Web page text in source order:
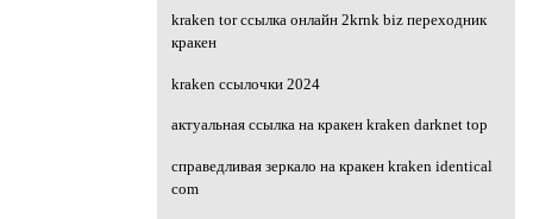
kraken tor ссылка онлайн 2krnk biz переходник
кракен
kraken ссылочки 2024
актуальная ссылка на кракен kraken darknet top
справедливая зеркало на кракен kraken identical
com